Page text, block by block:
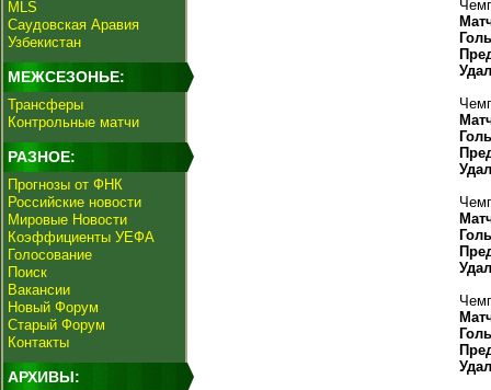
MLS
Саудовская Аравия
Узбекистан
МЕЖСЕЗОНЬЕ:
Трансферы
Контрольные матчи
РАЗНОЕ:
Прогнозы от ФНК
Российские новости
Мировые Новости
Коэффициенты УЕФА
Голосование
Поиск
Вакансии
Новый Форум
Старый Форум
Контакты
АРХИВЫ: